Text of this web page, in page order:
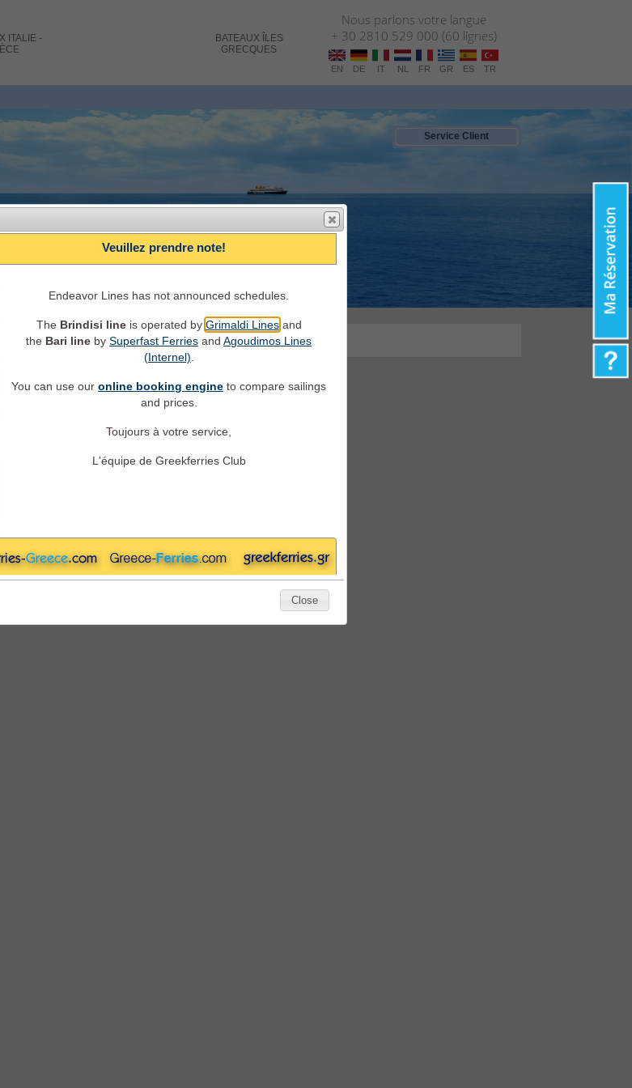
ITALIE -
BATEAUX ÎLES
GRECQUES
Nous parlons votre langue
+ 30 2810 529 000 (60 lignes)
EN DE IT NL FR GR ES TR
Brindisi - Patras_
Service Client
Italie - Grèce Reservation de ferry EN LIGNE
Horaires, disponibilités, prix, informations et service de bateaux
Aller
Veuillez prendre note!
Endeavor Lines has not announced schedules.
The Brindisi lineis operated by Grimaldi Linesand
the Bari line bySuperfast Ferries andAgoudimos Lines
(Internel)
You can use ouronline booking engine to compare sailings
and prices.
Toujours à votre service,
L'équipe de Greekferries Club
Close